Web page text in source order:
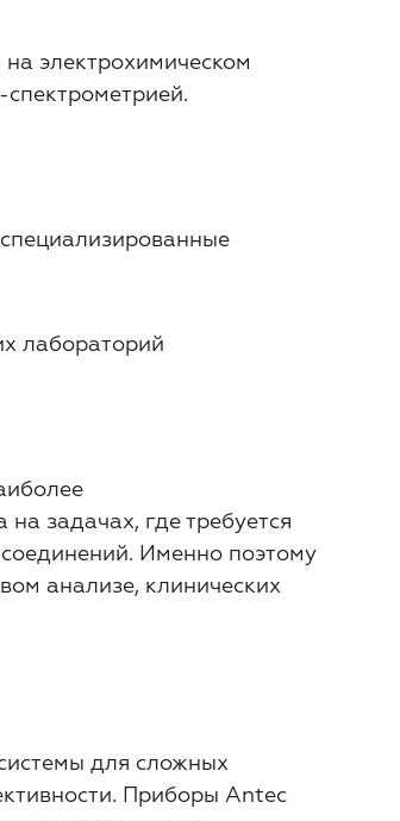
электрохимическом
лабораторий
задачах, где требуется
Именно поэтому
анализе, клинических
для сложных
Приборы Antec